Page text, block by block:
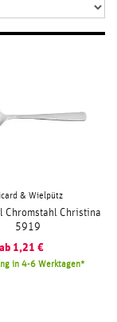
& Wielpütz
Chromstahl Christina
5919
ab 1,21 €
in 4-6 Werktagen